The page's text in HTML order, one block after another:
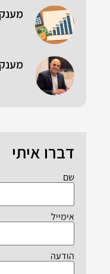
דברו איתי
שם
אימייל
הודעה